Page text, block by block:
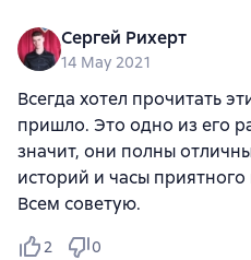
Сергей Рихерт
14 May 2021
Всегда хотел прочитать
пришло. Это одно из его
значит, они полны
историй и часы
Всем советую.
2 0